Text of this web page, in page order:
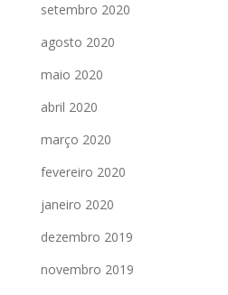
setembro 2020
agosto 2020
maio 2020
abril 2020
março 2020
fevereiro 2020
janeiro 2020
dezembro 2019
novembro 2019